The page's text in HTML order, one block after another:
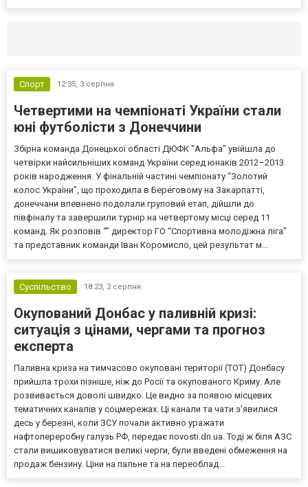
Спорт 12:35, 3 серпня
Четвертими на чемпіонаті України стали
юні футболісти з Донеччини
Збірна команда Донецької області ДЮФК “Альфа” увійшла до
четвірки найсильніших команд України серед юнаків 2012–2013
років народження. У фінальній частині чемпіонату “Золотий
колос України”, що проходила в Береговому на Закарпатті,
донеччани впевнено подолали груповий етап, дійшли до
півфіналу та завершили турнір на четвертому місці серед 11
команд. Як розповів “” директор ГО “Спортивна молодіжна ліга”
та представник команди Іван Коромисло, цей результат м...
Суспільство 18:23, 2 серпня
Окупований Донбас у паливній кризі:
ситуація з цінами, чергами та прогноз
експерта
Паливна криза на тимчасово окуповані території (ТОТ) Донбасу
прийшла трохи пізніше, ніж до Росії та окупованого Криму. Але
розвивається доволі швидко. Це видно за появою місцевих
тематичних каналів у соцмережах. Ці канали та чати з’явилися
десь у березні, коли ЗСУ почали активно уражати
нафтопереробну галузь РФ, передає novosti.dn.ua. Тоді ж біля АЗС
стали вишиковуватися великі черги, були введені обмеження на
продаж бензину. Ціни на пальне та на переоблад...